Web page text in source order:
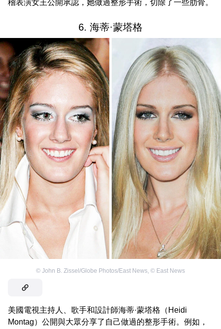
稽表演女王公開承認，她做過整形手術，切除了一些肋骨。
6. 海蒂·蒙塔格
© John B. Zissel/Globe Photos/East News, © East News
美國電視主持人、歌手和設計師海蒂·蒙塔格（Heidi
Montag）公開與大眾分享了自己做過的整形手術。例如，